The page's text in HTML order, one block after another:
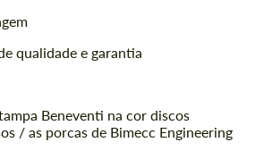
qualidade e garantia
Beneventi na cor discos
/ as porcas de Bimecc Engineering